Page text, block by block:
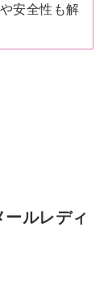
安全性も解
ルレディ